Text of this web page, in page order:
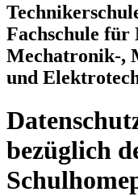
Fachschule für
Mechatronik-,
und
bezüglich